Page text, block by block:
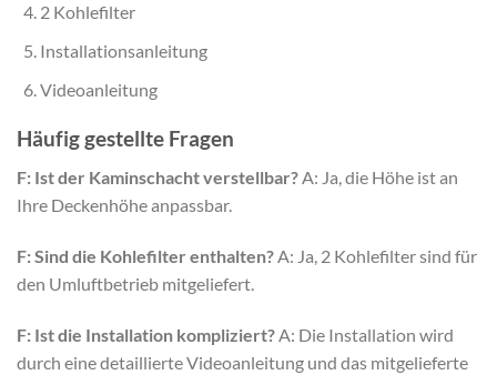
2 Kohlefilter
Installationsanleitung
Videoanleitung
Häufig gestellte Fragen
F: Ist der Kaminschacht verstellbar?A: Ja, die Höhe ist an
Ihre Deckenhöhe anpassbar.
F: Sind die Kohlefilter enthalten?A: Ja, 2 Kohlefilter sind für
den Umluftbetrieb mitgeliefert.
F: Ist die Installation kompliziert? A: Die Installation wird
durch eine detaillierte Videoanleitung und das mitgelieferte